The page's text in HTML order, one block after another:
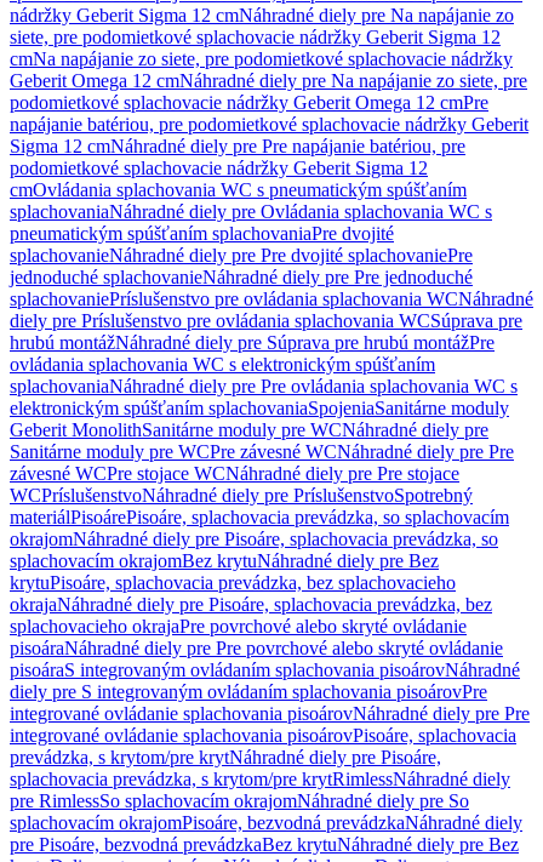
nádržky Geberit Sigma 12 cmNáhradné diely pre Na napájanie zo
siete, pre podomietkové splachovacie nádržky Geberit Sigma 12
cmNa napájanie zo siete, pre podomietkové splachovacie nádržky
Geberit Omega 12 cmNáhradné diely pre Na napájanie zo siete, pre
podomietkové splachovacie nádržky Geberit Omega 12 cmPre
napájanie batériou, pre podomietkové splachovacie nádržky Geberit
Sigma 12 cmNáhradné diely pre Pre napájanie batériou, pre
podomietkové splachovacie nádržky Geberit Sigma 12
cmOvládania splachovania WC s pneumatickým spúšťaním
splachovaniaNáhradné diely pre Ovládania splachovania WC s
pneumatickým spúšťaním splachovaniaPre dvojité
splachovanieNáhradné diely pre Pre dvojité splachovaniePre
jednoduché splachovanieNáhradné diely pre Pre jednoduché
splachovaniePríslušenstvo pre ovládania splachovania WCNáhradné
diely pre Príslušenstvo pre ovládania splachovania WCSúprava pre
hrubú montážNáhradné diely pre Súprava pre hrubú montážPre
ovládania splachovania WC s elektronickým spúšťaním
splachovaniaNáhradné diely pre Pre ovládania splachovania WC s
elektronickým spúšťaním splachovaniaSpojeniaSanitárne moduly
Geberit MonolithSanitárne moduly pre WCNáhradné diely pre
Sanitárne moduly pre WCPre závesné WCNáhradné diely pre Pre
závesné WCPre stojace WCNáhradné diely pre Pre stojace
WCPríslušenstvoNáhradné diely pre PríslušenstvoSpotrebný
materiálPisoárePisoáre, splachovacia prevádzka, so splachovacím
okrajomNáhradné diely pre Pisoáre, splachovacia prevádzka, so
splachovacím okrajomBez krytuNáhradné diely pre Bez
krytuPisoáre, splachovacia prevádzka, bez splachovacieho
okrajaNáhradné diely pre Pisoáre, splachovacia prevádzka, bez
splachovacieho okrajaPre povrchové alebo skryté ovládanie
pisoáraNáhradné diely pre Pre povrchové alebo skryté ovládanie
pisoáraS integrovaným ovládaním splachovania pisoárovNáhradné
diely pre S integrovaným ovládaním splachovania pisoárovPre
integrované ovládanie splachovania pisoárovNáhradné diely pre Pre
integrované ovládanie splachovania pisoárovPisoáre, splachovacia
prevádzka, s krytom/pre krytNáhradné diely pre Pisoáre,
splachovacia prevádzka, s krytom/pre krytRimlessNáhradné diely
pre RimlessSo splachovacím okrajomNáhradné diely pre So
splachovacím okrajomPisoáre, bezvodná prevádzkaNáhradné diely
pre Pisoáre, bezvodná prevádzkaBez krytuNáhradné diely pre Bez